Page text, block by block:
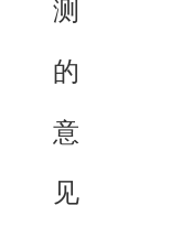
测
的
意
见